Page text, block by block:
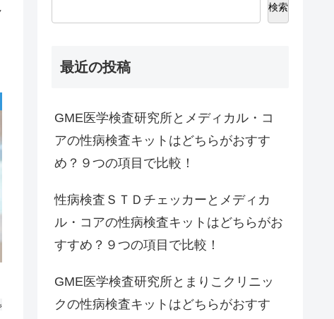
検索
最近の投稿
GME医学検査研究所とメディカル・コ
アの性病検査キットはどちらがおすす
め？９つの項目で比較！
性病検査ＳＴＤチェッカーとメディカ
ル・コアの性病検査キットはどちらがお
すすめ？９つの項目で比較！
GME医学検査研究所とまりこクリニッ
クの性病検査キットはどちらがおすす